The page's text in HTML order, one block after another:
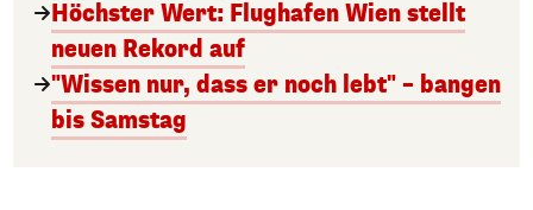
Höchster Wert: Flughafen Wien stellt
neuen Rekord auf
"Wissen nur, dass er noch lebt" – bangen
bis Samstag